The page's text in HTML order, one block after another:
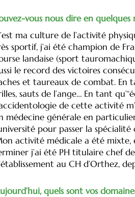
vous nous dire en
ma culture de l’activité
sportif, j’ai été champion de
landaise (sport
le record des victoires
et taureaux de combat. En
sauts de l’ange… En tant
de cette activité
médecine générale en
pour passer la
activité médicale a été mixte,
j’ai été PH titulaire chef
au CH d’Orthez,
quels sont vos